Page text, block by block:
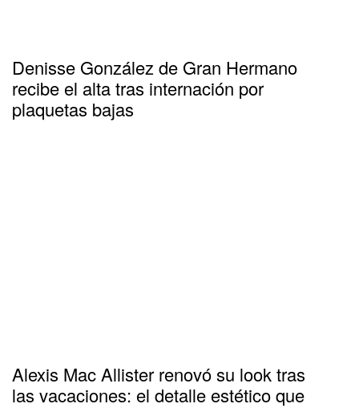
Denisse González de Gran Hermano
recibe el alta tras internación por
plaquetas bajas
Alexis Mac Allister renovó su look tras
las vacaciones: el detalle estético que